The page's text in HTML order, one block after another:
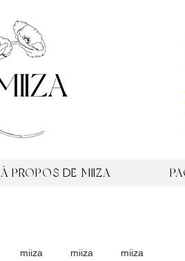
À PROPOS DE MIIZA
miiza miiza miiza